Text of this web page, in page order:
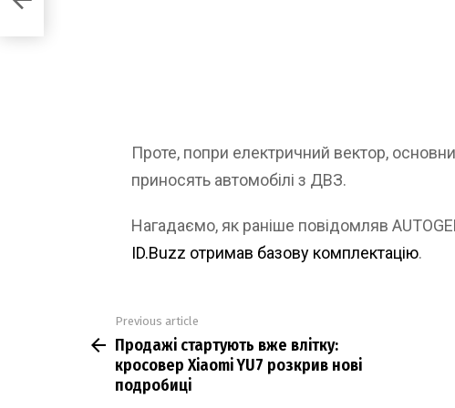
Проте, попри електричний вектор,
приносять автомобілі з ДВЗ.
Нагадаємо, як раніше повідомляв
ID.Buzz отримав базову комплектацію.
more
Previous article
Продажі стартують вже влітку:
кросовер Xiaomi YU7 розкрив нові
подробиці